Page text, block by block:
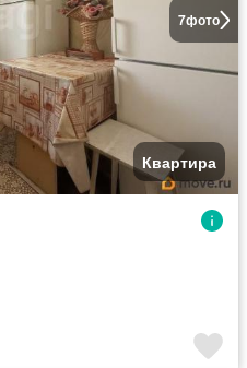
7фото
Квартира